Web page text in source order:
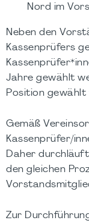
Nord im
Neben den
Kassenprüfers
Jahre gewählt
Position gewählt
Gemäß
Kassenprüfer/
Daher
den gleichen
Zur